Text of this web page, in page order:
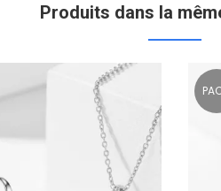
Produits dans la